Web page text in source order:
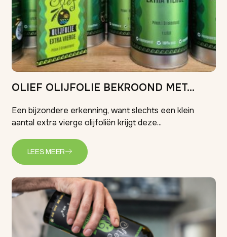
OLIEF OLIJFOLIE BEKROOND MET...
Een bijzondere erkenning, want slechts een klein
aantal extra vierge olijfoliën krijgt deze...
LEES MEER